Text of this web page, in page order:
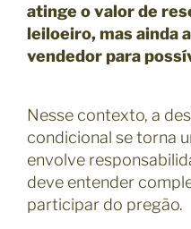
atinge o valor de
leiloeiro, mas ainda
vendedor para
Nesse contexto, a
condicional se torna
envolve
deve entender
participar do pregão.